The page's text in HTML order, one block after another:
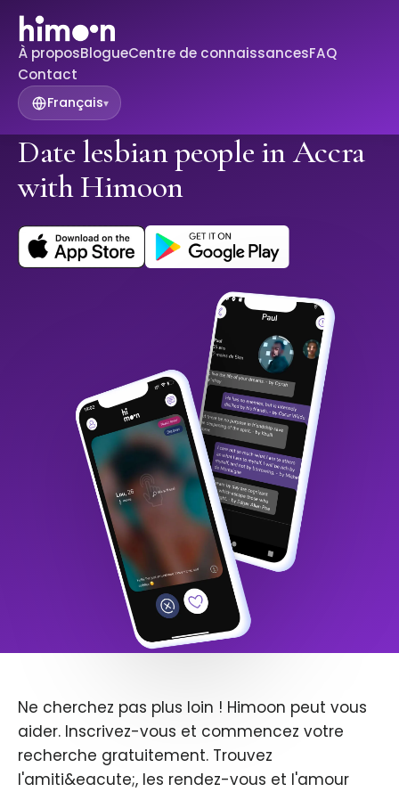
À proposBlogueCentre de connaissancesFAQ
Contact
Français▾
Date lesbian people in Accra
with Himoon
Ne cherchez pas plus loin ! Himoon peut vous
aider. Inscrivez-vous et commencez votre
recherche gratuitement. Trouvez
l'amiti&eacute;, les rendez-vous et l'amour